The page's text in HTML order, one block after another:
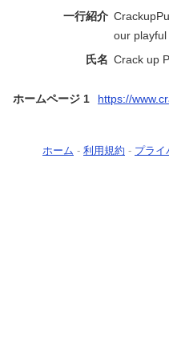
一行紹介
our
氏名 Crack up
ホームページ 1 https://
ホーム - 利用規約 - プライ